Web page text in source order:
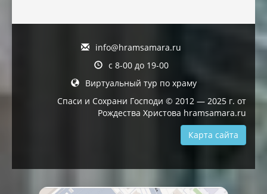
info@hramsamara.ru
с 8-00 до 19-00
Виртуальный тур по храму
Спаси и Сохрани Господи © 2012 — 2025 г. от
Рождества Христова hramsamara.ru
Карта сайта